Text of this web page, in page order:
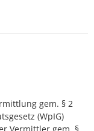
gem. § 2
(WpIG)